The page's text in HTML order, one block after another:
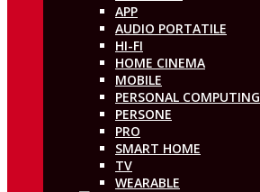
APP
AUDIO PORTATILE
HI-FI
HOME CINEMA
MOBILE
PERSONAL COMPUTING
PERSONE
PRO
SMART HOME
TV
WEARABLE